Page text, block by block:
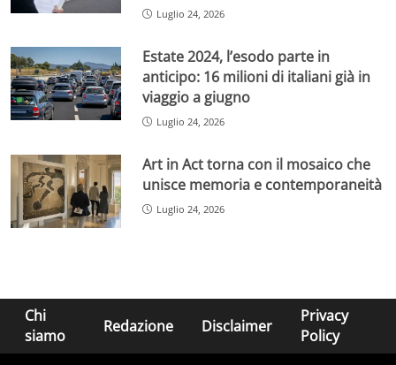
Luglio 24, 2026
Estate 2024, l’esodo parte in
anticipo: 16 milioni di italiani già in
viaggio a giugno
Luglio 24, 2026
Art in Act torna con il mosaico che
unisce memoria e contemporaneità
Luglio 24, 2026
Chi
siamo
Redazione Disclaimer
Privacy
Policy